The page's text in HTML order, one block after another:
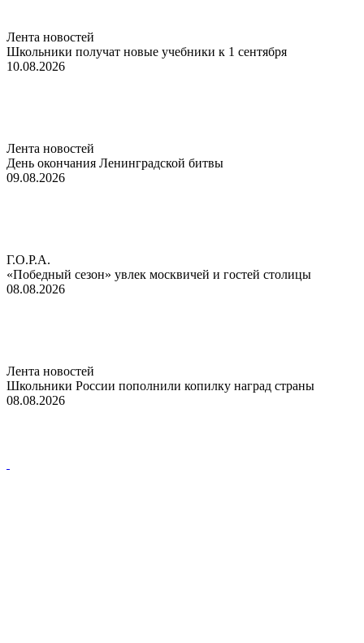
Лента новостей
Школьники получат новые учебники к 1 сентября
10.08.2026
Лента новостей
День окончания Ленинградской битвы
09.08.2026
Г.О.Р.А.
«Победный сезон» увлек москвичей и гостей столицы
08.08.2026
Лента новостей
Школьники России пополнили копилку наград страны
08.08.2026